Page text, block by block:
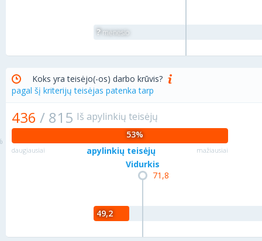
? mėnesio
Koks yra teisėjo(-os) darbo krūvis?
pagal šį kriterijų teisėjas patenka tarp
436 / 815 Iš apylinkių teisėjų
53%
daugiausiai apylinkių teisėjų mažiausiai
71,8
Vidurkis
49,2